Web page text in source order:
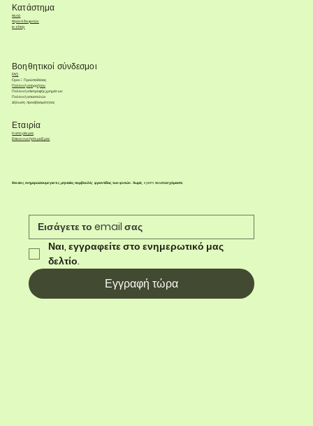
Κατάστημα
Φυτά
Φροντίδα φυτών
e-shop
Βοηθητικοί σύνδεσμοι
FAQ
Όροι & Προϋποθέσεις
Πολιτική απορρήτου
Πολιτική επιστροφής χρημάτων
Πολιτική αποστολών
Δήλωση προσβασιμότητας
Εταιρία
Η ιστορία μας
Επικοινωνήστε μαζί μας
Θα σας ενημερώσουμε για τις μηνιαίες συμβουλές φροντίδας των φυτών. Χωρίς spam, το υποσχόμαστε.
Ναι, εγγραφείτε στο ενημερωτικό μας
δελτίο.
Εγγραφή τώρα